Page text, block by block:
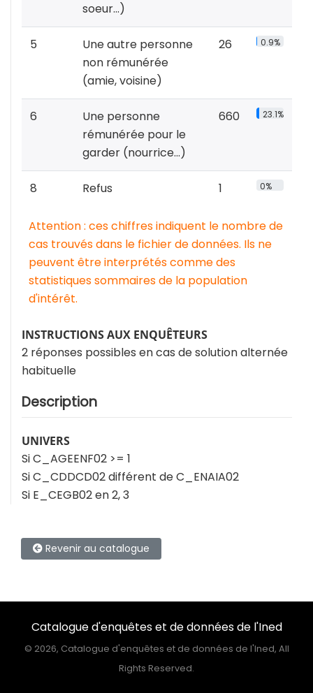
soeur...)
5
Une autre personne
non rémunérée
(amie, voisine)
26 0.9%
6
Une personne
rémunérée pour le
garder (nourrice...)
660 23.1%
8 Refus 1 0%
Attention : ces chiffres indiquent le nombre de
cas trouvés dans le fichier de données. Ils ne
peuvent être interprétés comme des
statistiques sommaires de la population
d'intérêt.
INSTRUCTIONS AUX ENQUÊTEURS
2 réponses possibles en cas de solution alternée
habituelle
Description
UNIVERS
Si C_AGEENF02 >= 1
Si C_CDDCD02 différent de C_ENAIA02
Si E_CEGB02 en 2, 3
Revenir au catalogue
Catalogue d'enquêtes et de données de l'Ined
© 2026, Catalogue d'enquêtes et de données de l'Ined, All
Rights Reserved.